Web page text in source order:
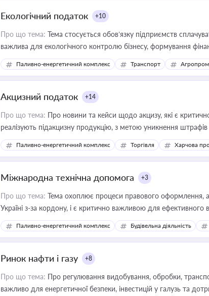
Екологічний податок +10
Про що тема: Тема стосується обов’язку підприємств
важлива для екологічного контролю бізнесу, формування
законодавства
Паливно-енергетичний комплекс Транспорт
Акцизний податок +14
Про що тема: Про новини та кейси щодо акцизу, які є
реалізують підакцизну продукцію, з метою уникнення
Паливно-енергетичний комплекс Торгівля Харчова
Міжнародна технічна допомога +3
Про що тема: Тема охоплює процеси правового оформлення,
Україні з-за кордону, і є критично важливою для ефективного
інфраструктурних проєктів
Паливно-енергетичний комплекс Будівельна діяльність
Ринок нафти і газу +8
Про що тема: Про регулювання видобування, обробки,
важливо для енергетичної безпеки, інвестицій у галузь та